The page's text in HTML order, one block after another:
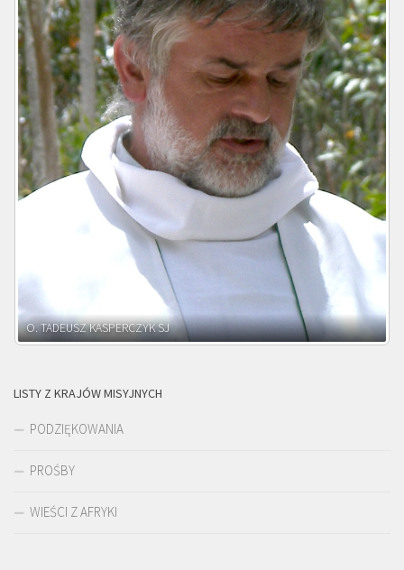
O. ADNRZEJ LEŚNIARA SJ
LISTY Z KRAJÓW MISYJNYCH
PODZIĘKOWANIA
PROŚBY
WIEŚCI Z AFRYKI